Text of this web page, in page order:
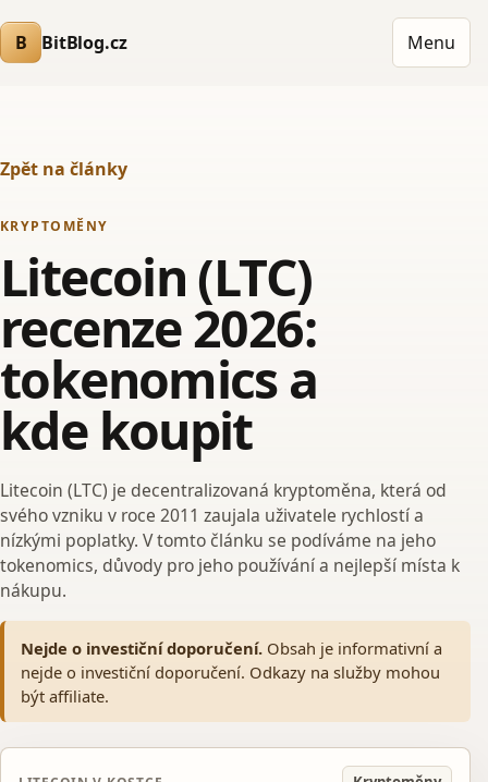
B BitBlog.cz Menu
Zpět na články
KRYPTOMĚNY
Litecoin (LTC)
recenze 2026:
tokenomics a
kde koupit
Litecoin (LTC) je decentralizovaná kryptoměna, která od
svého vzniku v roce 2011 zaujala uživatele rychlostí a
nízkými poplatky. V tomto článku se podíváme na jeho
tokenomics, důvody pro jeho používání a nejlepší místa k
nákupu.
Nejde o investiční doporučení. Obsah je informativní a
nejde o investiční doporučení. Odkazy na služby mohou
být affiliate.